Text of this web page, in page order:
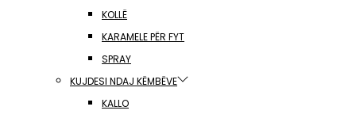
KOLLË
KARAMELE PËR FYT
SPRAY
KUJDESI NDAJ KËMBËVE
KALLO